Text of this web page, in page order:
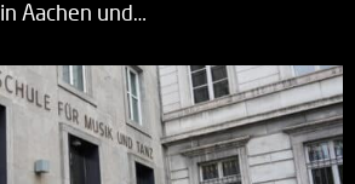
Aachen und…